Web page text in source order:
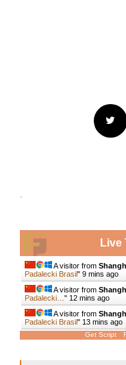
.
Live
A visitor from
Padalecki Brasil" 9 mins ago
A visitor from
Padalecki… " 12 mins ago
A visitor from
Padalecki Brasil" 13 mins ago
Get Script